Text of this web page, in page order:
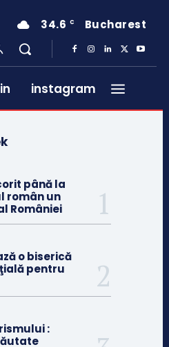
34.6 C Bucharest
instagram
până la
român un
României
o biserică
pentru
: